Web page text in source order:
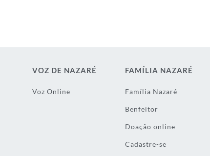
VOZ DE NAZARÉ
Voz Online
FAMÍLIA NAZARÉ
Família Nazaré
Benfeitor
Doação online
Cadastre-se